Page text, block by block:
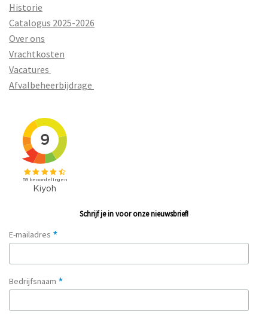
Historie
Catalogus 2025-2026
Over ons
Vrachtkosten
Vacatures
Afvalbeheerbijdrage
Schrijf je in voor onze nieuwsbrief!
E-mailadres *
Bedrijfsnaam *